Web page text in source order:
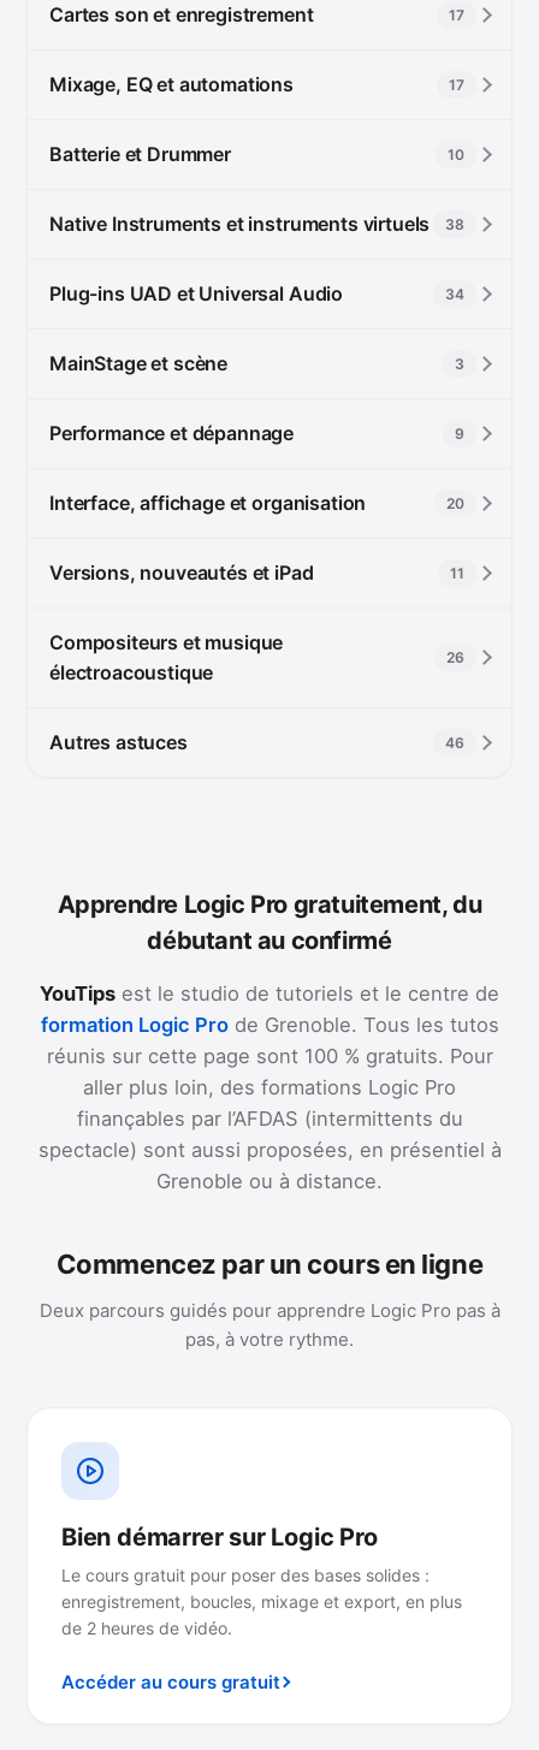
Cartes son et enregistrement 17
Mixage, EQ et automations 17
Batterie et Drummer 10
Native Instruments et instruments virtuels 38
Plug-ins UAD et Universal Audio 34
MainStage et scène 3
Performance et dépannage 9
Interface, affichage et organisation 20
Versions, nouveautés et iPad 11
Compositeurs et musique
électroacoustique
26
Autres astuces 46
Apprendre Logic Pro gratuitement, du
débutant au confirmé
YouTips est le studio de tutoriels et le centre de
formation Logic Prode Grenoble. Tous les tutos
réunis sur cette page sont 100 % gratuits. Pour
aller plus loin, des formations Logic Pro
finançables par l’AFDAS (intermittents du
spectacle) sont aussi proposées, en présentiel à
Grenoble ou à distance.
Commencez par un cours en ligne
Deux parcours guidés pour apprendre Logic Pro pas à
pas, à votre rythme.
Bien démarrer sur Logic Pro
Le cours gratuit pour poser des bases solides :
enregistrement, boucles, mixage et export, en plus
de 2 heures de vidéo.
Accéder au cours gratuit